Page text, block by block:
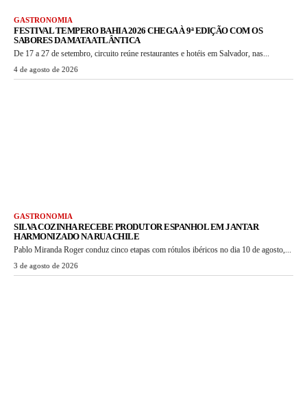
GASTRONOMIA
FESTIVAL TEMPERO BAHIA 2026 CHEGA À 9ª EDIÇÃO COM OS
SABORES DA MATA ATLÂNTICA
De 17 a 27 de setembro, circuito reúne restaurantes e hotéis em Salvador, nas...
4 de agosto de 2026
GASTRONOMIA
SILVA COZINHA RECEBE PRODUTOR ESPANHOL EM JANTAR
HARMONIZADO NA RUA CHILE
Pablo Miranda Roger conduz cinco etapas com rótulos ibéricos no dia 10 de agosto,...
3 de agosto de 2026